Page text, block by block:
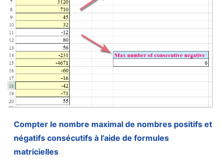
Compter le nombre maximal de nombres positifs et
négatifs consécutifs à l’aide de formules
matricielles